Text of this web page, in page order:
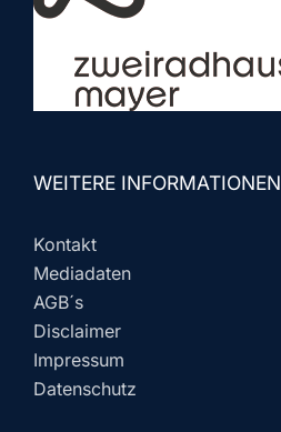
WEITERE INFORMATIONEN
Kontakt
Mediadaten
AGB´s
Disclaimer
Impressum
Datenschutz